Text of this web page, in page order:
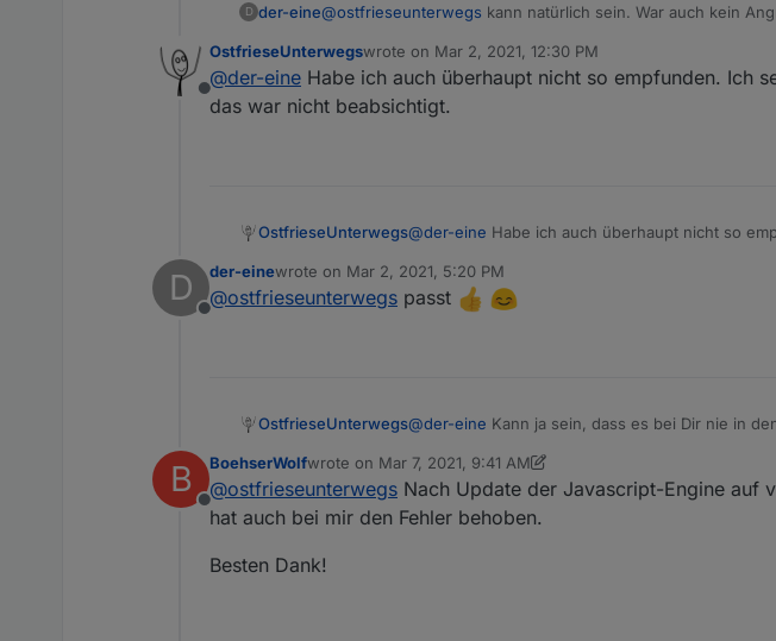
D der-eine@ostfrieseunterwegs kann natürlich sein. War auch kein
Offline
OstfrieseUnterwegswrote on Mar 2, 2021, 12:30 PM
last edited by
@der-eine Habe ich auch überhaupt nicht so empfunden. Ich
das war nicht beabsichtigt.
OstfrieseUnterwegs@der-eine Habe ich auch überhaupt nicht so
D
Offline
der-einewrote on Mar 2, 2021, 5:20 PM
last edited by
@ostfrieseunterwegs passt
OstfrieseUnterwegs@der-eine Kann ja sein, dass es bei Dir nie in
has the wrong type "number"
this.setStateDelayed ('removeMsgID', '', 2000);
wird.
B
Offline
BoehserWolfwrote on Mar 7, 2021, 9:41 AM
last edited by BoehserWolfMar 7, 2021, 10:42 AM
@ostfrieseunterwegs Nach Update der Javascript-Engine auf
hat auch bei mir den Fehler behoben.
Besten Dank!